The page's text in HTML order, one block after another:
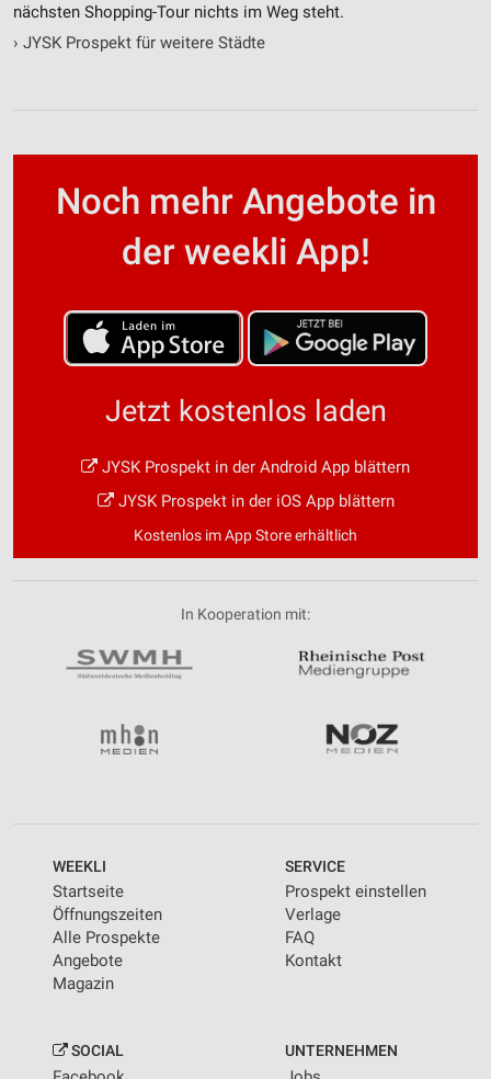
nächsten Shopping-Tour nichts im Weg steht.
› JYSK Prospekt für weitere Städte
Noch mehr Angebote in
der weekli App!
Jetzt kostenlos laden
JYSK Prospekt in der Android App blättern
JYSK Prospekt in der iOS App blättern
Kostenlos im App Store erhältlich
In Kooperation mit:
WEEKLI
Startseite
Öffnungszeiten
Alle Prospekte
Angebote
Magazin
SERVICE
Prospekt einstellen
Verlage
FAQ
Kontakt
SOCIAL UNTERNEHMEN